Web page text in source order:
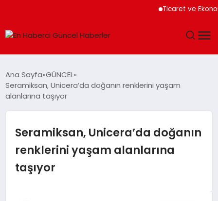
Ticaret ve
SPOR
MAGAZIN
Ana Sayfa GÜNCEL
Seramiksan, Unicera’da doğanın renklerini yaşam
alanlarına taşıyor
Seramiksan, Unicera’da doğanın
renklerini yaşam alanlarına
taşıyor